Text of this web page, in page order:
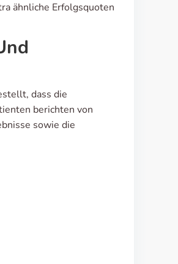
ähnliche Erfolgsquoten
dass die
berichten von
sowie die